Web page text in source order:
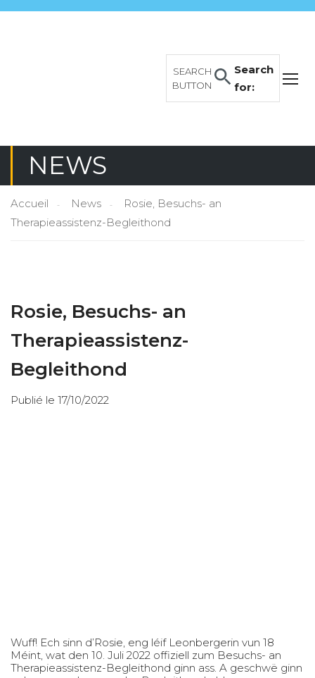
Search
for:
SEARCH
BUTTON
NEWS
Accueil News
Rosie, Besuchs- an
Therapieassistenz-Begleithond
Rosie, Besuchs- an
Therapieassistenz-
Begleithond
Publié le 17/10/2022
Wuff! Ech sinn d’Rosie, eng léif Leonbergerin vun 18
Méint, wat den 10. Juli 2022 offiziell zum Besuchs- an
Therapieassistenz-Begleithond ginn ass. A geschwë ginn